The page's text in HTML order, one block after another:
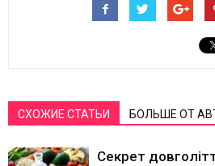
СХОЖИЕ СТАТЬИ БОЛЬШЕ ОТ
Секрет